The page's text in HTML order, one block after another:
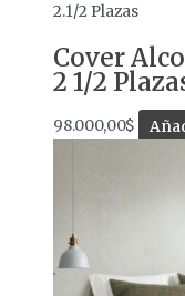
2.1/2 Plazas
Cover
2 1/2
98.000,00$